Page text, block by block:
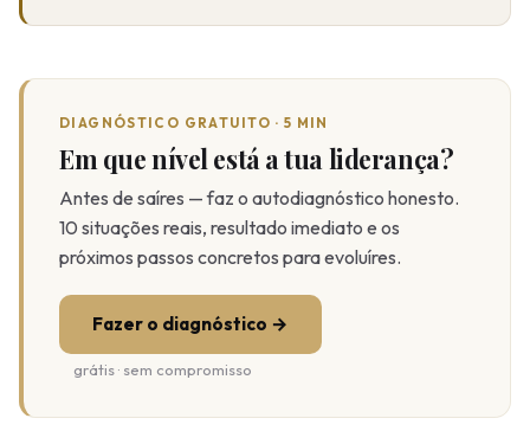
DIAGNÓSTICO GRATUITO · 5 MIN
Em que nível está a tua liderança?
Antes de saíres — faz o autodiagnóstico honesto.
10 situações reais, resultado imediato e os
próximos passos concretos para evoluíres.
Fazer o diagnóstico →
grátis · sem compromisso